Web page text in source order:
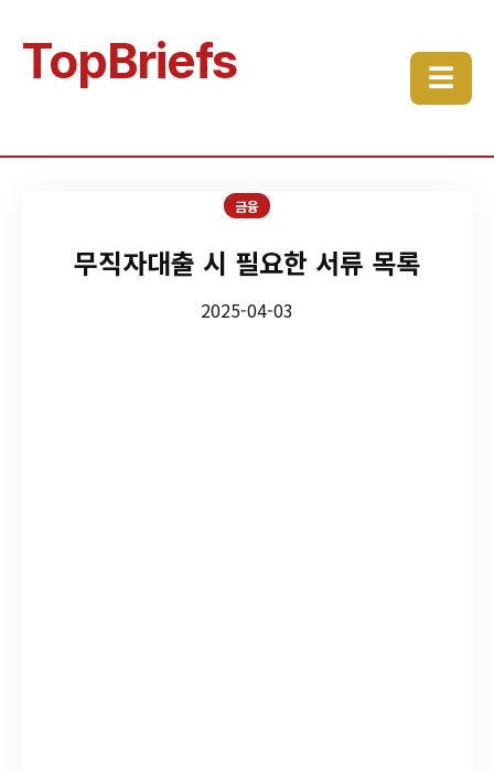
TopBriefs ☰
금융
무직자대출 시 필요한 서류 목록
2025-04-03